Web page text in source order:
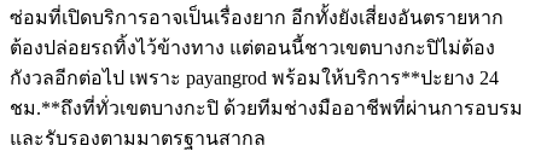
ซ่อมที่เปิดบริการอาจเป็นเรื่องยาก อีกทั้งยังเสี่ยงอันตรายหาก
ต้องปล่อยรถทิ้งไว้ข้างทาง แต่ตอนนี้ชาวเขตบางกะปิไม่ต้อง
กังวลอีกต่อไป เพราะ payangrod พร้อมให้บริการ**ปะยาง 24
ชม.**ถึงที่ทั่วเขตบางกะปิ ด้วยทีมช่างมืออาชีพที่ผ่านการอบรม
และรับรองตามมาตรฐานสากล